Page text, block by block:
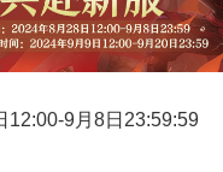
12:00-9月8日23:59:59